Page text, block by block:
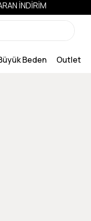
İNDİRİM
Beden Outlet